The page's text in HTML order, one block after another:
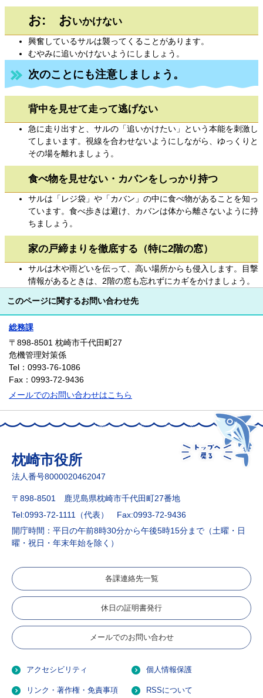
お: おいかけない
興奮しているサルは襲ってくることがあります。
むやみに追いかけないようにしましょう。
次のことにも注意しましょう。
背中を見せて走って逃げない
急に走り出すと、サルの「追いかけたい」という本能を刺激し
てしまいます。視線を合わせないようにしながら、ゆっくりと
その場を離れましょう。
食べ物を見せない・カバンをしっかり持つ
サルは「レジ袋」や「カバン」の中に食べ物があることを知っ
ています。食べ歩きは避け、カバンは体から離さないように持
ちましょう。
家の戸締まりを徹底する（特に2階の窓）
サルは木や雨どいを伝って、高い場所からも侵入します。目撃
情報があるときは、2階の窓も忘れずにカギをかけましょう。
このページに関するお問い合わせ先
総務課
〒898-8501 枕崎市千代田町27
危機管理対策係
Tel：0993-76-1086
Fax：0993-72-9436
メールでのお問い合わせはこちら
枕崎市役所
法人番号8000020462047
〒898-8501 鹿児島県枕崎市千代田町27番地
Tel:0993-72-1111（代表）
Fax:0993-72-9436
開庁時間：平日の午前8時30分から午後5時15分まで（土曜・日
曜・祝日・年末年始を除く）
各課連絡先一覧
休日の証明書発行
メールでのお問い合わせ
アクセシビリティ 個人情報保護
リンク・著作権・免責事項 RSSについて